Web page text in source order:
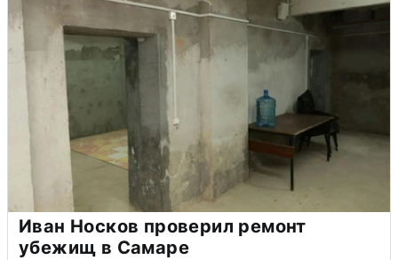
Иван Носков проверил ремонт
убежищ в Самаре